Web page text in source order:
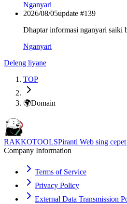
Nganyari
2026/08/05update #139
Dhaptar informasi nganyari saiki
Nganyari
Deleng liyane
TOP
🌍Domain
RAKKOTOOLSPiranti Web sing
Company Information
Terms of Service
Privacy Policy
External Data Transmission